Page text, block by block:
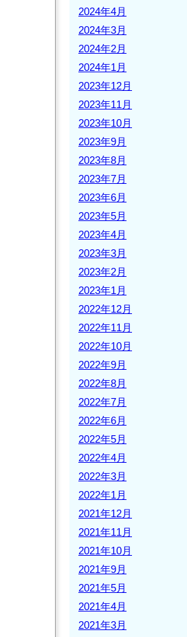
2024年4月
2024年3月
2024年2月
2024年1月
2023年12月
2023年11月
2023年10月
2023年9月
2023年8月
2023年7月
2023年6月
2023年5月
2023年4月
2023年3月
2023年2月
2023年1月
2022年12月
2022年11月
2022年10月
2022年9月
2022年8月
2022年7月
2022年6月
2022年5月
2022年4月
2022年3月
2022年1月
2021年12月
2021年11月
2021年10月
2021年9月
2021年5月
2021年4月
2021年3月